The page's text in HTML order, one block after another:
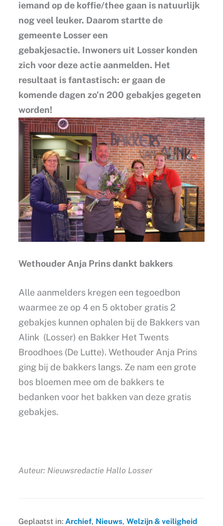
iemand op de koffie/thee gaan is natuurlijk
nog veel leuker. Daarom startte de
gemeente Losser een
gebakjesactie. Inwoners uit Losser konden
zich voor deze actie aanmelden. Het
resultaat is fantastisch: er gaan de
komende dagen zo’n 200 gebakjes gegeten
worden!
Wethouder Anja Prins dankt bakkers
Alle aanmelders kregen een tegoedbon
waarmee ze op 4 en 5 oktober gratis 2
gebakjes kunnen ophalen bij de Bakkers van
Alink (Losser) en Bakker Het Twents
Broodhoes (De Lutte). Wethouder Anja Prins
ging bij de bakkers langs. Ze nam een grote
bos bloemen mee om de bakkers te
bedanken voor het bakken van deze gratis
gebakjes.
Auteur: Nieuwsredactie Hallo Losser
Geplaatst in: Archief, Nieuws, Welzijn & veiligheid